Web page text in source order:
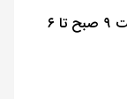
یکشنبه‌ها و دوشنبه‌ها از ساعت ۹ صبح تا ۶